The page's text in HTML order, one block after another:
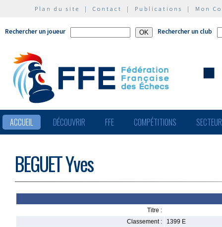
Plan du site | Contact | Publications | Mon
Rechercher un joueur Rechercher un club
ACCUEIL DÉCOUVRIR FFE COMPÉTITIONS
BEGUET Yves
Titre :
Classement :
1399 E